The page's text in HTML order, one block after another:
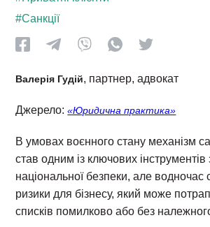
#Санкції
Валерія Гудій, партнер, адвокат
Джерело:«Юридична практика»
В умовах воєнного стану механізм
став одним із ключових інструментів
національної безпеки, але водночас
ризики для бізнесу, який може
списків помилково або без